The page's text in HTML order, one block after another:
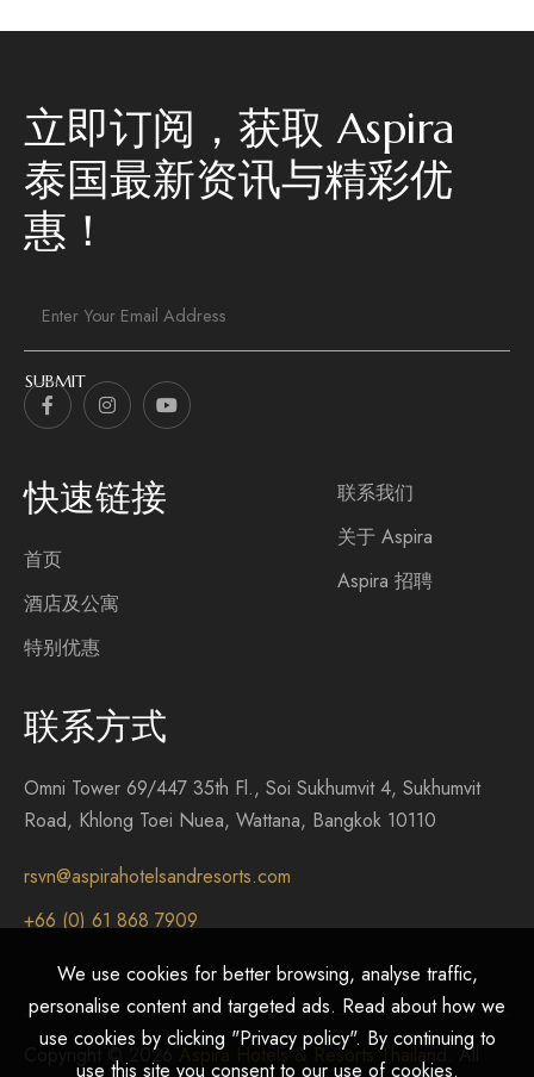
立即订阅，获取 Aspira
泰国最新资讯与精彩优
惠！
快速链接
首页
酒店及公寓
特别优惠
联系我们
关于 Aspira
Aspira 招聘
联系方式
Omni Tower 69/447 35th Fl., Soi Sukhumvit 4, Sukhumvit
Road, Khlong Toei Nuea, Wattana, Bangkok 10110
rsvn@aspirahotelsandresorts.com
+66 (0) 61 868 7909
Copyright © 2026Aspira Hotels & Resorts Thailand. All
We use cookies for better browsing, analyse traffic,
personalise content and targeted ads. Read about how we
use cookies by clicking "Privacy policy". By continuing to
use this site you consent to our use of cookies.